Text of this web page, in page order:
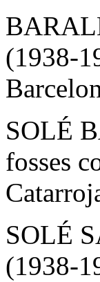
(1938-
SOLÉ
fosses
SOLÉ
(1938-